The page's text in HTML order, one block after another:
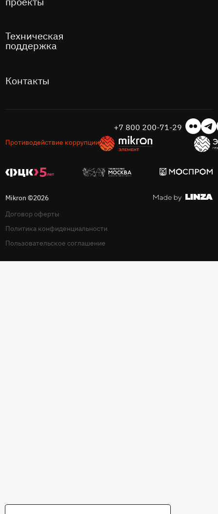
Техническая
поддержка
Контакты
Противодействие коррупции
+7 800 200-71-29
Mikron ©2026
Договор оферты
Политика конфиденциальности
Пользовательское соглашение